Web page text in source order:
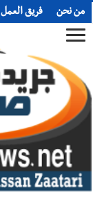
من نحن فريق العمل